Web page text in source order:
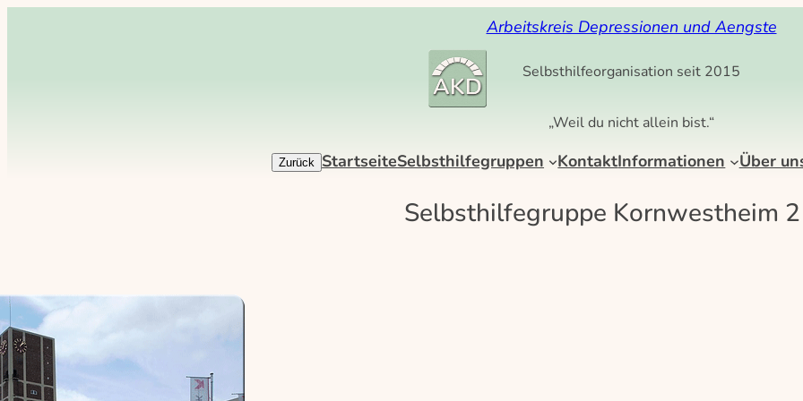
Arbeitskreis Depressionen und Aengste
Selbsthilfeorganisation seit 2015
„Weil du nicht allein bist.“
StartseiteSelbsthilfegruppen KontaktInformationen Über
Selbsthilfegruppe Kornwestheim 2